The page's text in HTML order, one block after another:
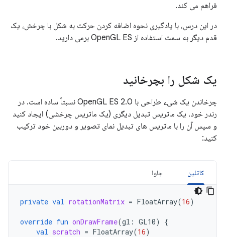
فراهم می کند.
در این درس، با یادگیری نحوه اضافه کردن حرکت به شکل با چرخش، یک
قدم دیگر به سمت استفاده از OpenGL ES برمی دارید.
یک شکل را بچرخانید
چرخاندن یک شیء طراحی با OpenGL ES 2.0 نسبتاً ساده است. در
رندر خود، یک ماتریس تبدیل دیگری (یک ماتریس چرخشی) ایجاد کنید
و سپس آن را با ماتریس های تبدیل نمای تصویر و دوربین خود ترکیب
کنید:
کاتلین جاوا
private val rotationMatrix = FloatArray(16)
override fun onDrawFrame(gl : GL10)
{
val scratch = FloatArray(16)